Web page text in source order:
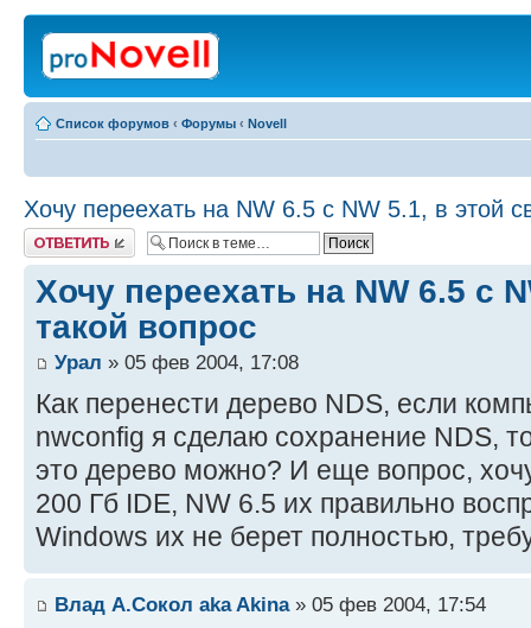
Список форумов ‹ Форумы ‹ Novell
Хочу переехать на NW 6.5 с NW 5.1, в этой
Ответить
Хочу переехать на NW 6.5 с
такой вопрос
Урал » 05 фев 2004, 17:08
Как перенести дерево NDS, если
nwconfig я сделаю сохранение NDS,
это дерево можно? И еще вопрос,
200 Гб IDE, NW 6.5 их правильно
Windows их не берет полностью,
Влад А.Сокол aka Akina» 05 фев 2004, 17:54